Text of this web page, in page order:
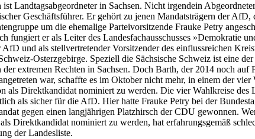
Landtagsabgeordneter in Sachsen. Nicht irgendein
Geschäftsführer. Er gehört zu jenen Mandatsträgern der AfD,
um die ehemalige Parteivorsitzende Frauke Petry
fungiert er als Leiter des Landesfachausschusses »Demokratie
AfD und als stellvertretender Vorsitzender des einflussreichen
Osterzgebirge. Speziell die Sächsische Schweiz ist eine
extremen Rechten in Sachsen. Doch Barth, der 2014 noch auf
war, schaffte es im Oktober nicht mehr, in einem der vier
als Direktkandidat nominiert zu werden. Die vier Wahlkreise des
als sicher für die AfD. Hier hatte Frauke Petry bei der
gegen einen langjährigen Platzhirsch der CDU gewonnen.
Direktkandidat nominiert zu werden, hat erfahrungsgemäß
der Landesliste.